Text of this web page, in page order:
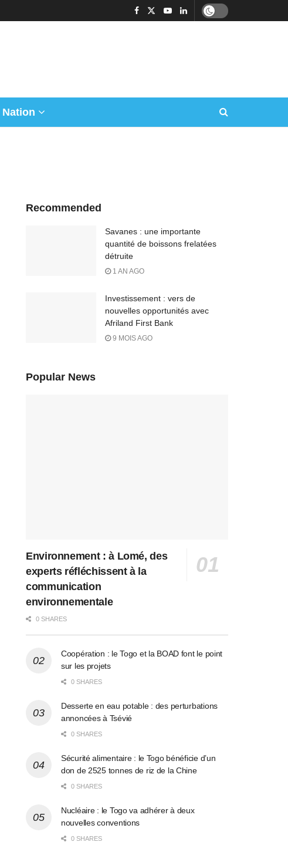
Nation
Recommended
Savanes : une importante
quantité de boissons frelatées
détruite
1 AN AGO
Investissement : vers de
nouvelles opportunités avec
Afriland First Bank
9 MOIS AGO
Popular News
Environnement : à Lomé, des
experts réfléchissent à la
communication
environnementale
0 SHARES
Coopération : le Togo et la BOAD font le point
sur les projets
0 SHARES
Desserte en eau potable : des perturbations
annoncées à Tsévié
0 SHARES
Sécurité alimentaire : le Togo bénéficie d’un
don de 2525 tonnes de riz de la Chine
0 SHARES
Nucléaire : le Togo va adhérer à deux
nouvelles conventions
0 SHARES